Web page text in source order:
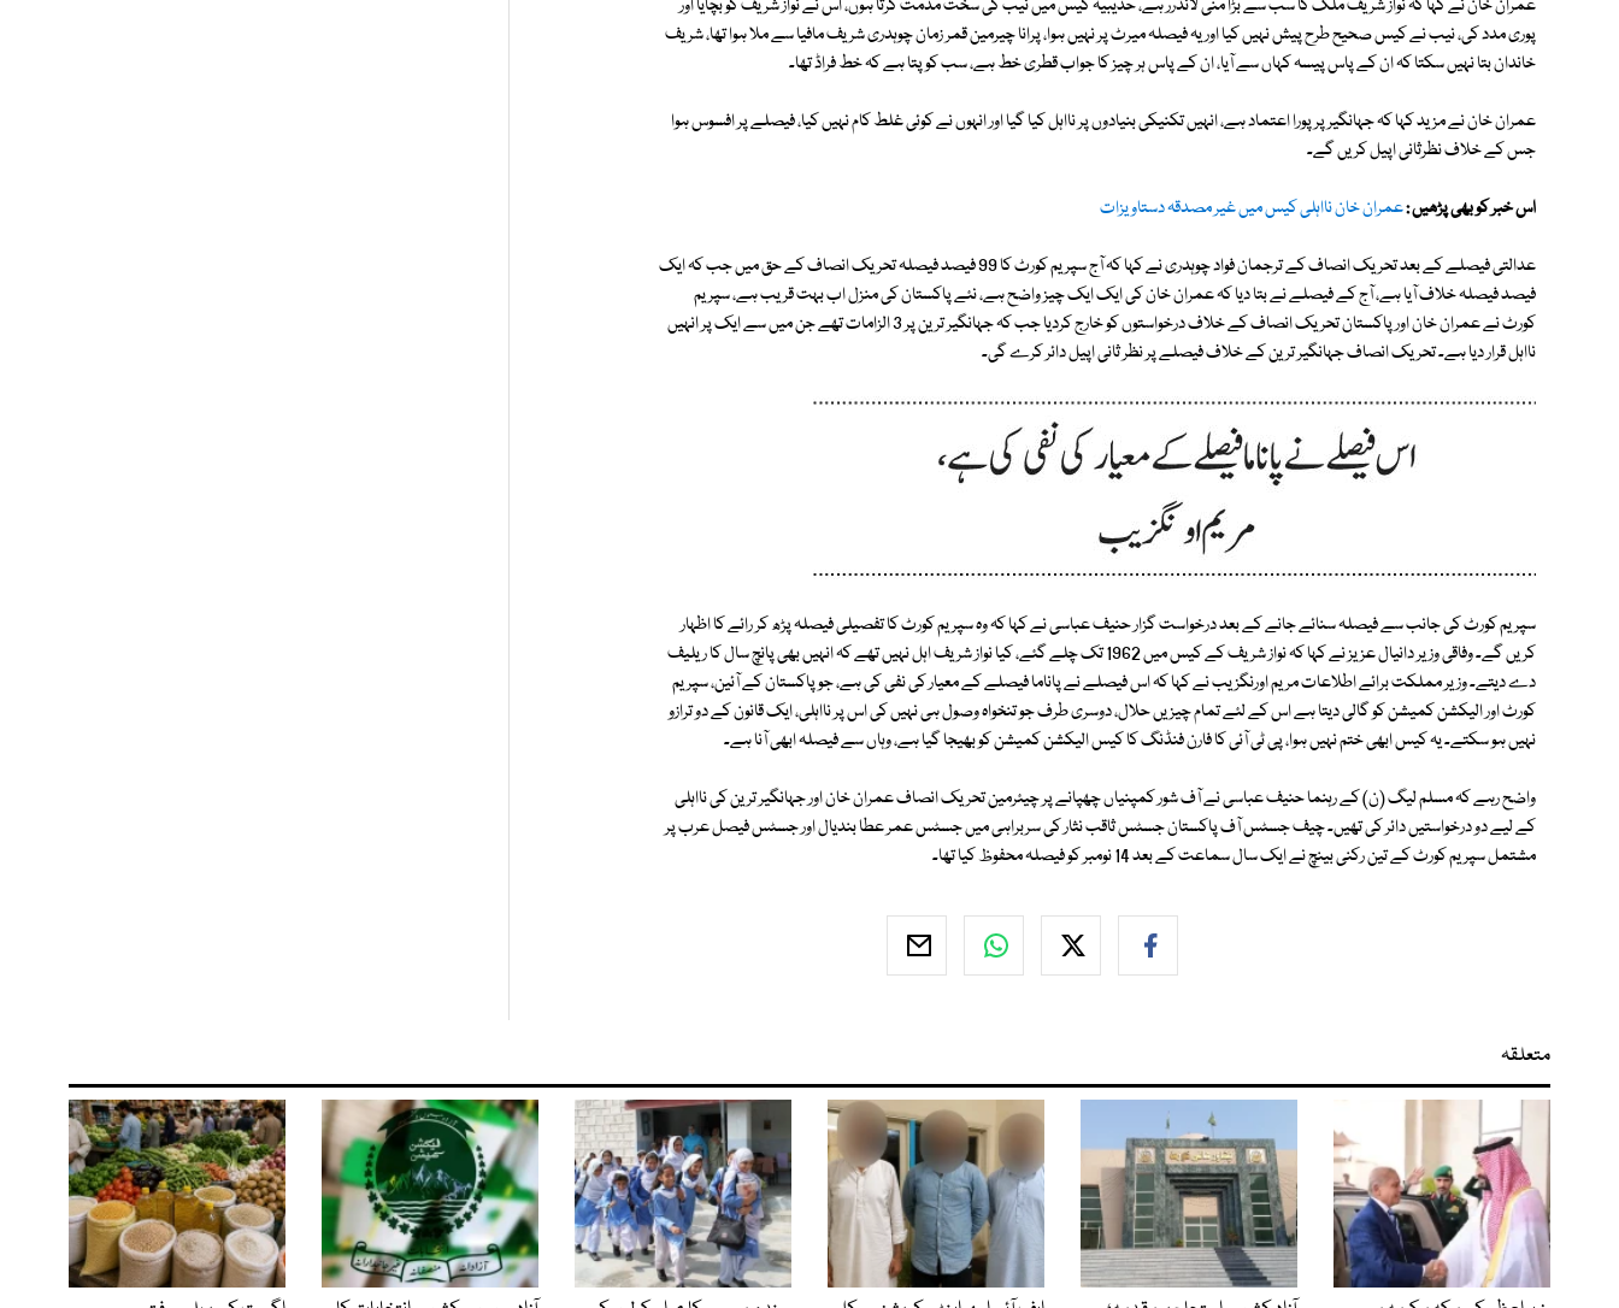
عمران خان نے کہا کہ نواز شریف ملک کا سب سے بڑا منی لانڈرر ہے، حدیبیہ کیس میں نیب کی سخت مذمت کرتا ہوں، اس نے نواز شریف کو بچایا اور
پوری مدد کی، نیب نے کیس صحیح طرح پیش نہیں کیا اور یہ فیصلہ میرٹ پر نہیں ہوا، پرانا چیرمین قمر زمان چوہدری شریف مافیا سے ملا ہوا تھا، شریف
خاندان بتا نہیں سکتا کہ ان کے پاس پیسہ کہاں سے آیا، ان کے پاس ہر چیز کا جواب قطری خط ہے، سب کو پتا ہے کہ خط فراڈ تھا۔
عمران خان نے مزید کہا کہ جہانگیر پر پورا اعتماد ہے، انہیں تکنیکی بنیادوں پر نااہل کیا گیا اور انہوں نے کوئی غلط کام نہیں کیا، فیصلے پر افسوس ہوا
جس کے خلاف نظرثانی اپیل کریں گے۔
اس خبر کو بھی پڑھیں :عمران خان نااہلی کیس میں غیر مصدقہ دستاویزات
عدالتی فیصلے کے بعد تحریک انصاف کے ترجمان فواد چوہدری نے کہا کہ آج سپریم کورٹ کا 99 فیصد فیصلہ تحریک انصاف کے حق میں جب کہ ایک
فیصد فیصلہ خلاف آیا ہے، آج کے فیصلے نے بتا دیا کہ عمران خان کی ایک ایک چیز واضح ہے، نئے پاکستان کی منزل اب بہت قریب ہے، سپریم
کورٹ نے عمران خان اور پاکستان تحریک انصاف کے خلاف درخواستوں کو خارج کردیا جب کہ جہانگیر ترین پر 3 الزامات تھے جن میں سے ایک پر انہیں
نااہل قرار دیا ہے۔ تحریک انصاف جہانگیر ترین کے خلاف فیصلے پر نظر ثانی اپیل دائر کرے گی۔
سپریم کورٹ کی جانب سے فیصلہ سنائے جانے کے بعد درخواست گزار حنیف عباسی نے کہا کہ وہ سپریم کورٹ کا تفصیلی فیصلہ پڑھ کر رائے کا اظہار
کریں گے۔ وفاقی وزیر دانیال عزیز نے کہا کہ نواز شریف کے کیس میں 1962 تک چلے گئے، کیا نواز شریف اہل نہیں تھے کہ انہیں بھی پانچ سال کا ریلیف
دے دیتے۔ وزیر مملکت برائے اطلاعات مریم اورنگزیب نے کہا کہ اس فیصلے نے پاناما فیصلے کے معیار کی نفی کی ہے، جو پاکستان کے آئین، سپریم
کورٹ اور الیکشن کمیشن کو گالی دیتا ہے اس کے لئے تمام چیزیں حلال، دوسری طرف جو تنخواہ وصول ہی نہیں کی اس پر نااہلی، ایک قانون کے دو ترازو
نہیں ہو سکتے۔ یہ کیس ابھی ختم نہیں ہوا، پی ٹی آئی کا فارن فنڈنگ کا کیس الیکشن کمیشن کو بھیجا گیا ہے، وہاں سے فیصلہ ابھی آنا ہے۔
واضح رہے کہ مسلم لیگ (ن) کے رہنما حنیف عباسی نے آف شور کمپنیاں چھپانے پر چیئرمین تحریک انصاف عمران خان اور جہانگیر ترین کی نااہلی
کے لیے دو درخواستیں دائر کی تھیں۔ چیف جسٹس آف پاکستان جسٹس ثاقب نثار کی سربراہی میں جسٹس عمر عطا بندیال اور جسٹس فیصل عرب پر
مشتمل سپریم کورٹ کے تین رکنی بینچ نے ایک سال سماعت کے بعد 14 نومبر کو فیصلہ محفوظ کیا تھا۔
متعلقہ